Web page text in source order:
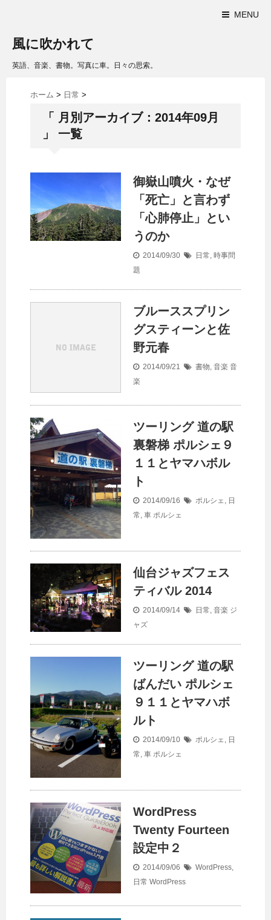
MENU
風に吹かれて
英語、音楽、書物。写真に車。日々の思索。
ホーム > 日常 >
「 月別アーカイブ：2014年09月
」 一覧
御嶽山噴火・なぜ
「死亡」と言わず
「心肺停止」とい
うのか
2014/09/30 日常, 時事問
題
ブルーススプリン
グスティーンと佐
野元春
2014/09/21 書物, 音楽 音
楽
ツーリング 道の駅
裏磐梯 ポルシェ９
１１とヤマハボル
ト
2014/09/16 ポルシェ, 日
常, 車 ポルシェ
仙台ジャズフェス
ティバル 2014
2014/09/14 日常, 音楽 ジ
ャズ
ツーリング 道の駅
ばんだい ポルシェ
９１１とヤマハボ
ルト
2014/09/10 ポルシェ, 日
常, 車 ポルシェ
WordPress
Twenty Fourteen
設定中２
2014/09/06 WordPress,
日常 WordPress